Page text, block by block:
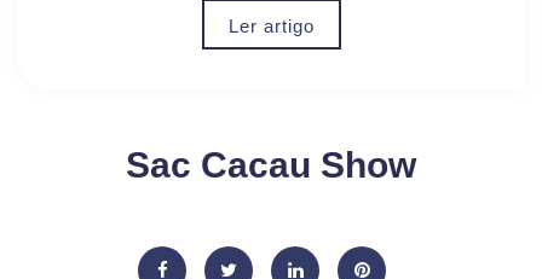
Ler artigo
Sac Cacau Show